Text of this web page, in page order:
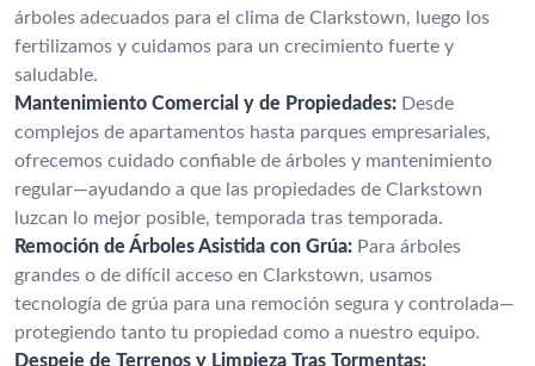
árboles adecuados para el clima de Clarkstown, luego los
fertilizamos y cuidamos para un crecimiento fuerte y
saludable.
Mantenimiento Comercial y de Propiedades: Desde
complejos de apartamentos hasta parques empresariales,
ofrecemos cuidado confiable de árboles y mantenimiento
regular—ayudando a que las propiedades de Clarkstown
luzcan lo mejor posible, temporada tras temporada.
Remoción de Árboles Asistida con Grúa: Para árboles
grandes o de difícil acceso en Clarkstown, usamos
tecnología de grúa para una remoción segura y controlada—
protegiendo tanto tu propiedad como a nuestro equipo.
Despeje de Terrenos y Limpieza Tras Tormentas: